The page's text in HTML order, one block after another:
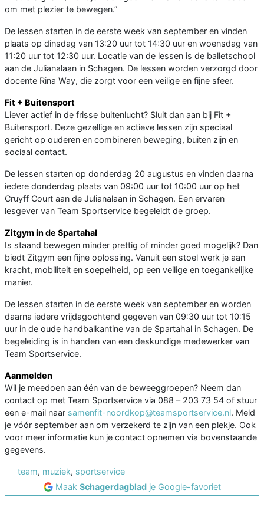
om met plezier te bewegen.”
De lessen starten in de eerste week van september en vinden
plaats op dinsdag van 13:20 uur tot 14:30 uur en woensdag van
11:20 uur tot 12:30 uur. Locatie van de lessen is de balletschool
aan de Julianalaan in Schagen. De lessen worden verzorgd door
docente Rina Way, die zorgt voor een veilige en fijne sfeer.
Fit + Buitensport
Liever actief in de frisse buitenlucht? Sluit dan aan bij Fit +
Buitensport. Deze gezellige en actieve lessen zijn speciaal
gericht op ouderen en combineren beweging, buiten zijn en
sociaal contact.
De lessen starten op donderdag 20 augustus en vinden daarna
iedere donderdag plaats van 09:00 uur tot 10:00 uur op het
Cruyff Court aan de Julianalaan in Schagen. Een ervaren
lesgever van Team Sportservice begeleidt de groep.
Zitgym in de Spartahal
Is staand bewegen minder prettig of minder goed mogelijk? Dan
biedt Zitgym een fijne oplossing. Vanuit een stoel werk je aan
kracht, mobiliteit en soepelheid, op een veilige en toegankelijke
manier.
De lessen starten in de eerste week van september en worden
daarna iedere vrijdagochtend gegeven van 09:30 uur tot 10:15
uur in de oude handbalkantine van de Spartahal in Schagen. De
begeleiding is in handen van een deskundige medewerker van
Team Sportservice.
Aanmelden
Wil je meedoen aan één van de beweeggroepen? Neem dan
contact op met Team Sportservice via 088 – 203 73 54 of stuur
een e-mail naar samenfit-noordkop@teamsportservice.nl. Meld
je vóór september aan om verzekerd te zijn van een plekje. Ook
voor meer informatie kun je contact opnemen via bovenstaande
gegevens.
team, muziek, sportservice
Maak Schagerdagbladje Google-favoriet